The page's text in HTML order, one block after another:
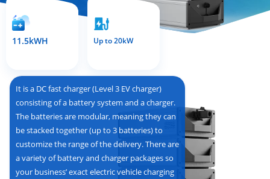
11.5kWH Up to 20kW
It is a DC fast charger (Level 3 EV charger)
consisting of a battery system and a charger.
The batteries are modular, meaning they can
be stacked together (up to 3 batteries) to
customize the range of the delivery. There are
a variety of battery and charger packages so
your business’ exact electric vehicle charging